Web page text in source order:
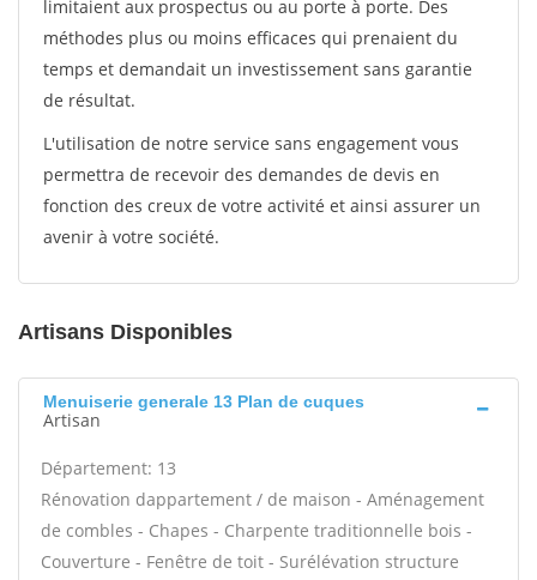
limitaient aux prospectus ou au porte à porte. Des
méthodes plus ou moins efficaces qui prenaient du
temps et demandait un investissement sans garantie
de résultat.
L'utilisation de notre service sans engagement vous
permettra de recevoir des demandes de devis en
fonction des creux de votre activité et ainsi assurer un
avenir à votre société.
Artisans Disponibles
Menuiserie generale 13 Plan de cuques
Artisan
Département: 13
Rénovation dappartement / de maison - Aménagement
de combles - Chapes - Charpente traditionnelle bois -
Couverture - Fenêtre de toit - Surélévation structure